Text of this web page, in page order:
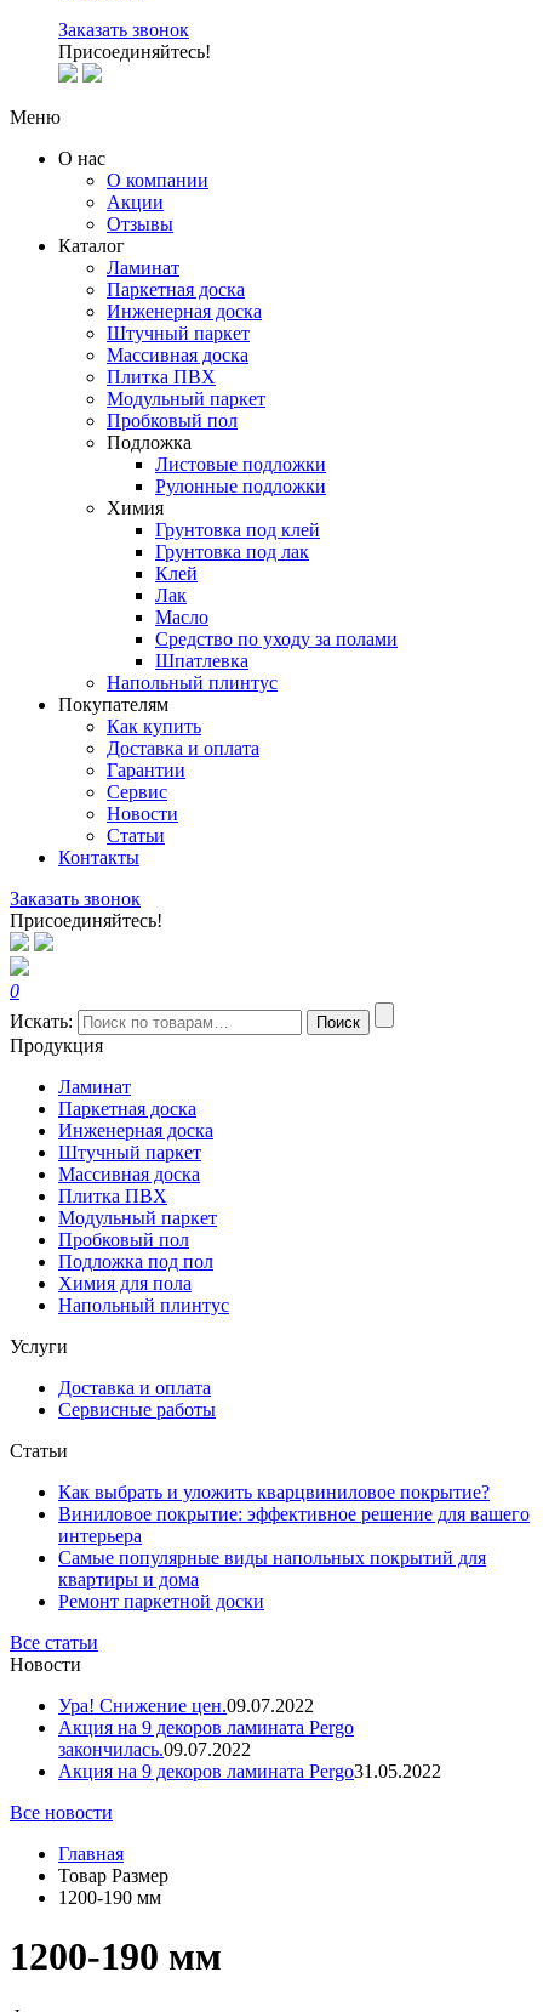
Заказать звонок
Присоединяйтесь!
Меню
О нас
О компании
Акции
Отзывы
Каталог
Ламинат
Паркетная доска
Инженерная доска
Штучный паркет
Массивная доска
Плитка ПВХ
Модульный паркет
Пробковый пол
Подложка
Листовые подложки
Рулонные подложки
Химия
Грунтовка под клей
Грунтовка под лак
Клей
Лак
Масло
Средство по уходу за полами
Шпатлевка
Напольный плинтус
Покупателям
Как купить
Доставка и оплата
Гарантии
Сервис
Новости
Статьи
Контакты
Заказать звонок
Присоединяйтесь!
0
Искать:
Поиск
Продукция
Ламинат
Паркетная доска
Инженерная доска
Штучный паркет
Массивная доска
Плитка ПВХ
Модульный паркет
Пробковый пол
Подложка под пол
Химия для пола
Напольный плинтус
Услуги
Доставка и оплата
Сервисные работы
Статьи
Как выбрать и уложить кварцвиниловое покрытие?
Виниловое покрытие: эффективное решение для вашего
интерьера
Самые популярные виды напольных покрытий для
квартиры и дома
Ремонт паркетной доски
Все статьи
Новости
Ура! Снижение цен.09.07.2022
Акция на 9 декоров ламината Pergo
закончилась.09.07.2022
Акция на 9 декоров ламината Pergo31.05.2022
Все новости
Главная
Товар Размер
1200-190 мм
1200-190 мм